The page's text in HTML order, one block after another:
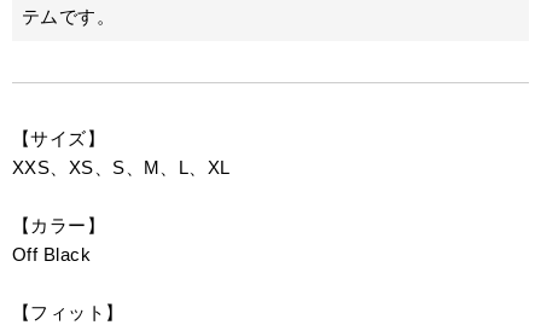
テムです。
【サイズ】
XXS、XS、S、M、L、XL
【カラー】
Off Black
【フィット】